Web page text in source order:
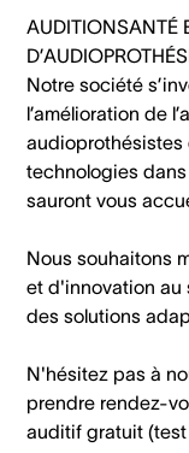
AUDITIONSANTÉ
Notre société
l’amélioration de
audioprothésistes
technologies
sauront vous
Nous souhaitons
et d'innovation au
des solutions
N'hésitez pas à
prendre rendez-
auditif gratuit